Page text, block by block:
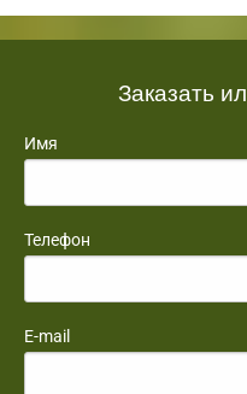
Заказать
Имя
Телефон
E-mail